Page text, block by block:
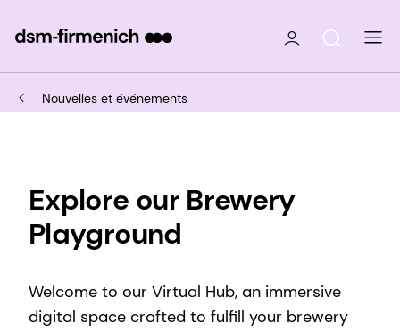
Nouvelles et événements
Explore our Brewery
Playground
Welcome to our Virtual Hub, an immersive
digital space crafted to fulfill your brewery